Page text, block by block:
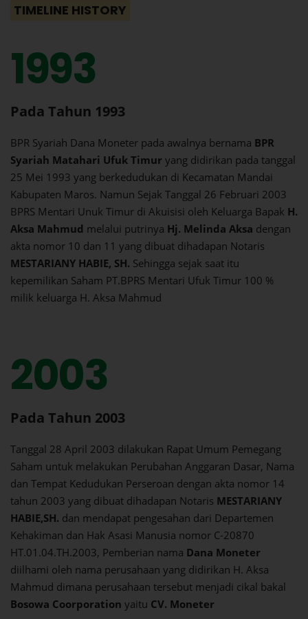
TIMELINE HISTORY
1993
Pada Tahun 1993
BPR Syariah Dana Moneter pada awalnya bernama BPR
Syariah Matahari Ufuk Timur yang didirikan pada tanggal
25 Mei 1993 yang berkedudukan di Kecamatan Mandai
Kabupaten Maros. Namun Sejak Tanggal 26 Februari 2003
BPRS Mentari Unuk Timur di Akuisisi oleh Keluarga Bapak H.
Aksa Mahmud melalui putrinya Hj. Melinda Aksa dengan
akta nomor 10 dan 11 yang dibuat dihadapan Notaris
MESTARIANY HABIE, SH. Sehingga sejak saat itu
kepemilikan Saham PT.BPRS Mentari Ufuk Timur 100 %
milik keluarga H. Aksa Mahmud
2003
Pada Tahun 2003
Tanggal 28 April 2003 dilakukan Rapat Umum Pemegang
Saham untuk melakukan Perubahan Anggaran Dasar, Nama
dan Tempat Kedudukan Perseroan dengan akta nomor 14
tahun 2003 yang dibuat dihadapan Notaris MESTARIANY
HABIE,SH. dan mendapat pengesahan dari Departemen
Kehakiman dan Hak Asasi Manusia nomor C-20870
HT.01.04.TH.2003, Pemberian nama Dana Moneter
diilhami oleh nama perusahaan yang didirikan H. Aksa
Mahmud dimana perusahaan tersebut menjadi cikal bakal
Bosowa Coorporation yaitu CV. Moneter